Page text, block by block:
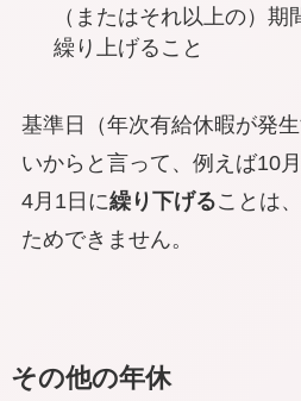
（またはそれ以上の）期
繰り上げること
基準日（年次有給休暇が発
いからと言って、例えば10
4月1日に繰り下げることは、
ためできません。
その他の年休